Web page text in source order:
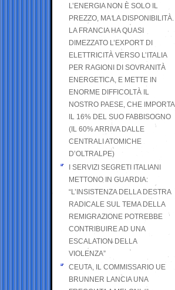
L’ENERGIA NON È SOLO IL
PREZZO, MA LA DISPONIBILITÀ.
LA FRANCIA HA QUASI
DIMEZZATO L’EXPORT DI
ELETTRICITÀ VERSO L’ITALIA
PER RAGIONI DI SOVRANITÀ
ENERGETICA, E METTE IN
ENORME DIFFICOLTÀ IL
NOSTRO PAESE, CHE IMPORTA
IL 16% DEL SUO FABBISOGNO
(IL 60% ARRIVA DALLE
CENTRALI ATOMICHE
D’OLTRALPE)
I SERVIZI SEGRETI ITALIANI
METTONO IN GUARDIA:
“L’INSISTENZA DELLA DESTRA
RADICALE SUL TEMA DELLA
REMIGRAZIONE POTREBBE
CONTRIBUIRE AD UNA
ESCALATION DELLA
VIOLENZA”
CEUTA, IL COMMISSARIO UE
BRUNNER LANCIA UNA